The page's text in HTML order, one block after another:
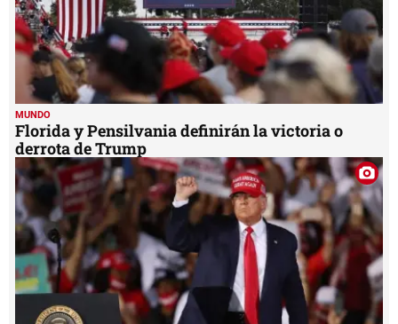
MUNDO
Florida y Pensilvania definirán la victoria o
derrota de Trump